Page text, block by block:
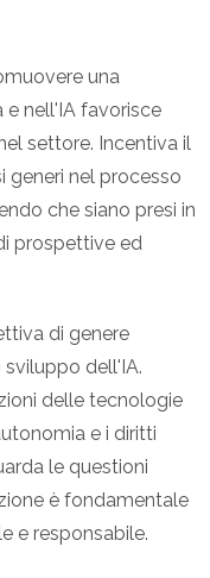
una
nell'IA favorisce
settore. Incentiva il
generi nel processo
che siano presi in
prospettive ed
di genere
dell'IA.
delle tecnologie
e i diritti
le questioni
è fondamentale
e responsabile.